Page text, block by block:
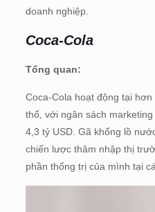
doanh nghiệp.
Coca-Cola
Tổng quan:
Coca-Cola hoạt động tại
thổ, với ngân sách
4,3 tỷ USD. Gã khổng lồ
chiến lược thâm nhập thị
phần thống trị của mình tại